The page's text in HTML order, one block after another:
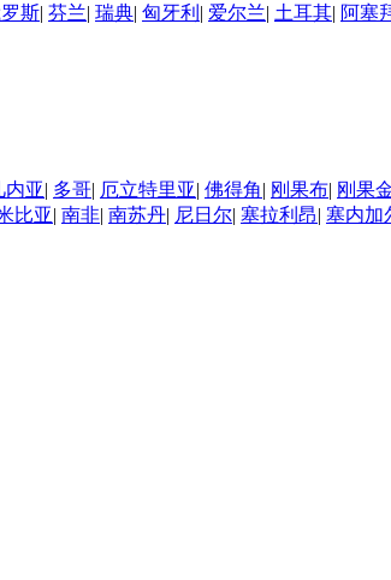
斯| 芬兰| 瑞典| 匈牙利 | 爱尔兰| 土耳其| 阿塞
内亚| 多哥| 厄立特里亚| 佛得角| 刚果布| 刚果
比亚| 南非| 南苏丹| 尼日尔| 塞拉利昂| 塞内加